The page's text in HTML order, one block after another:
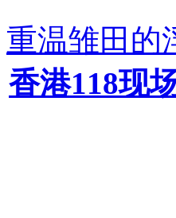
重温雏田的
香港118现